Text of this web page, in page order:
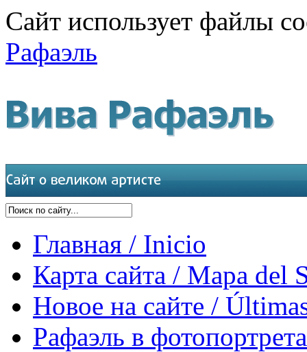
Сайт использует файлы
Рафаэль
Главная / Inicio
Карта сайта / Mapa del
Новое на сайте /
Рафаэль в